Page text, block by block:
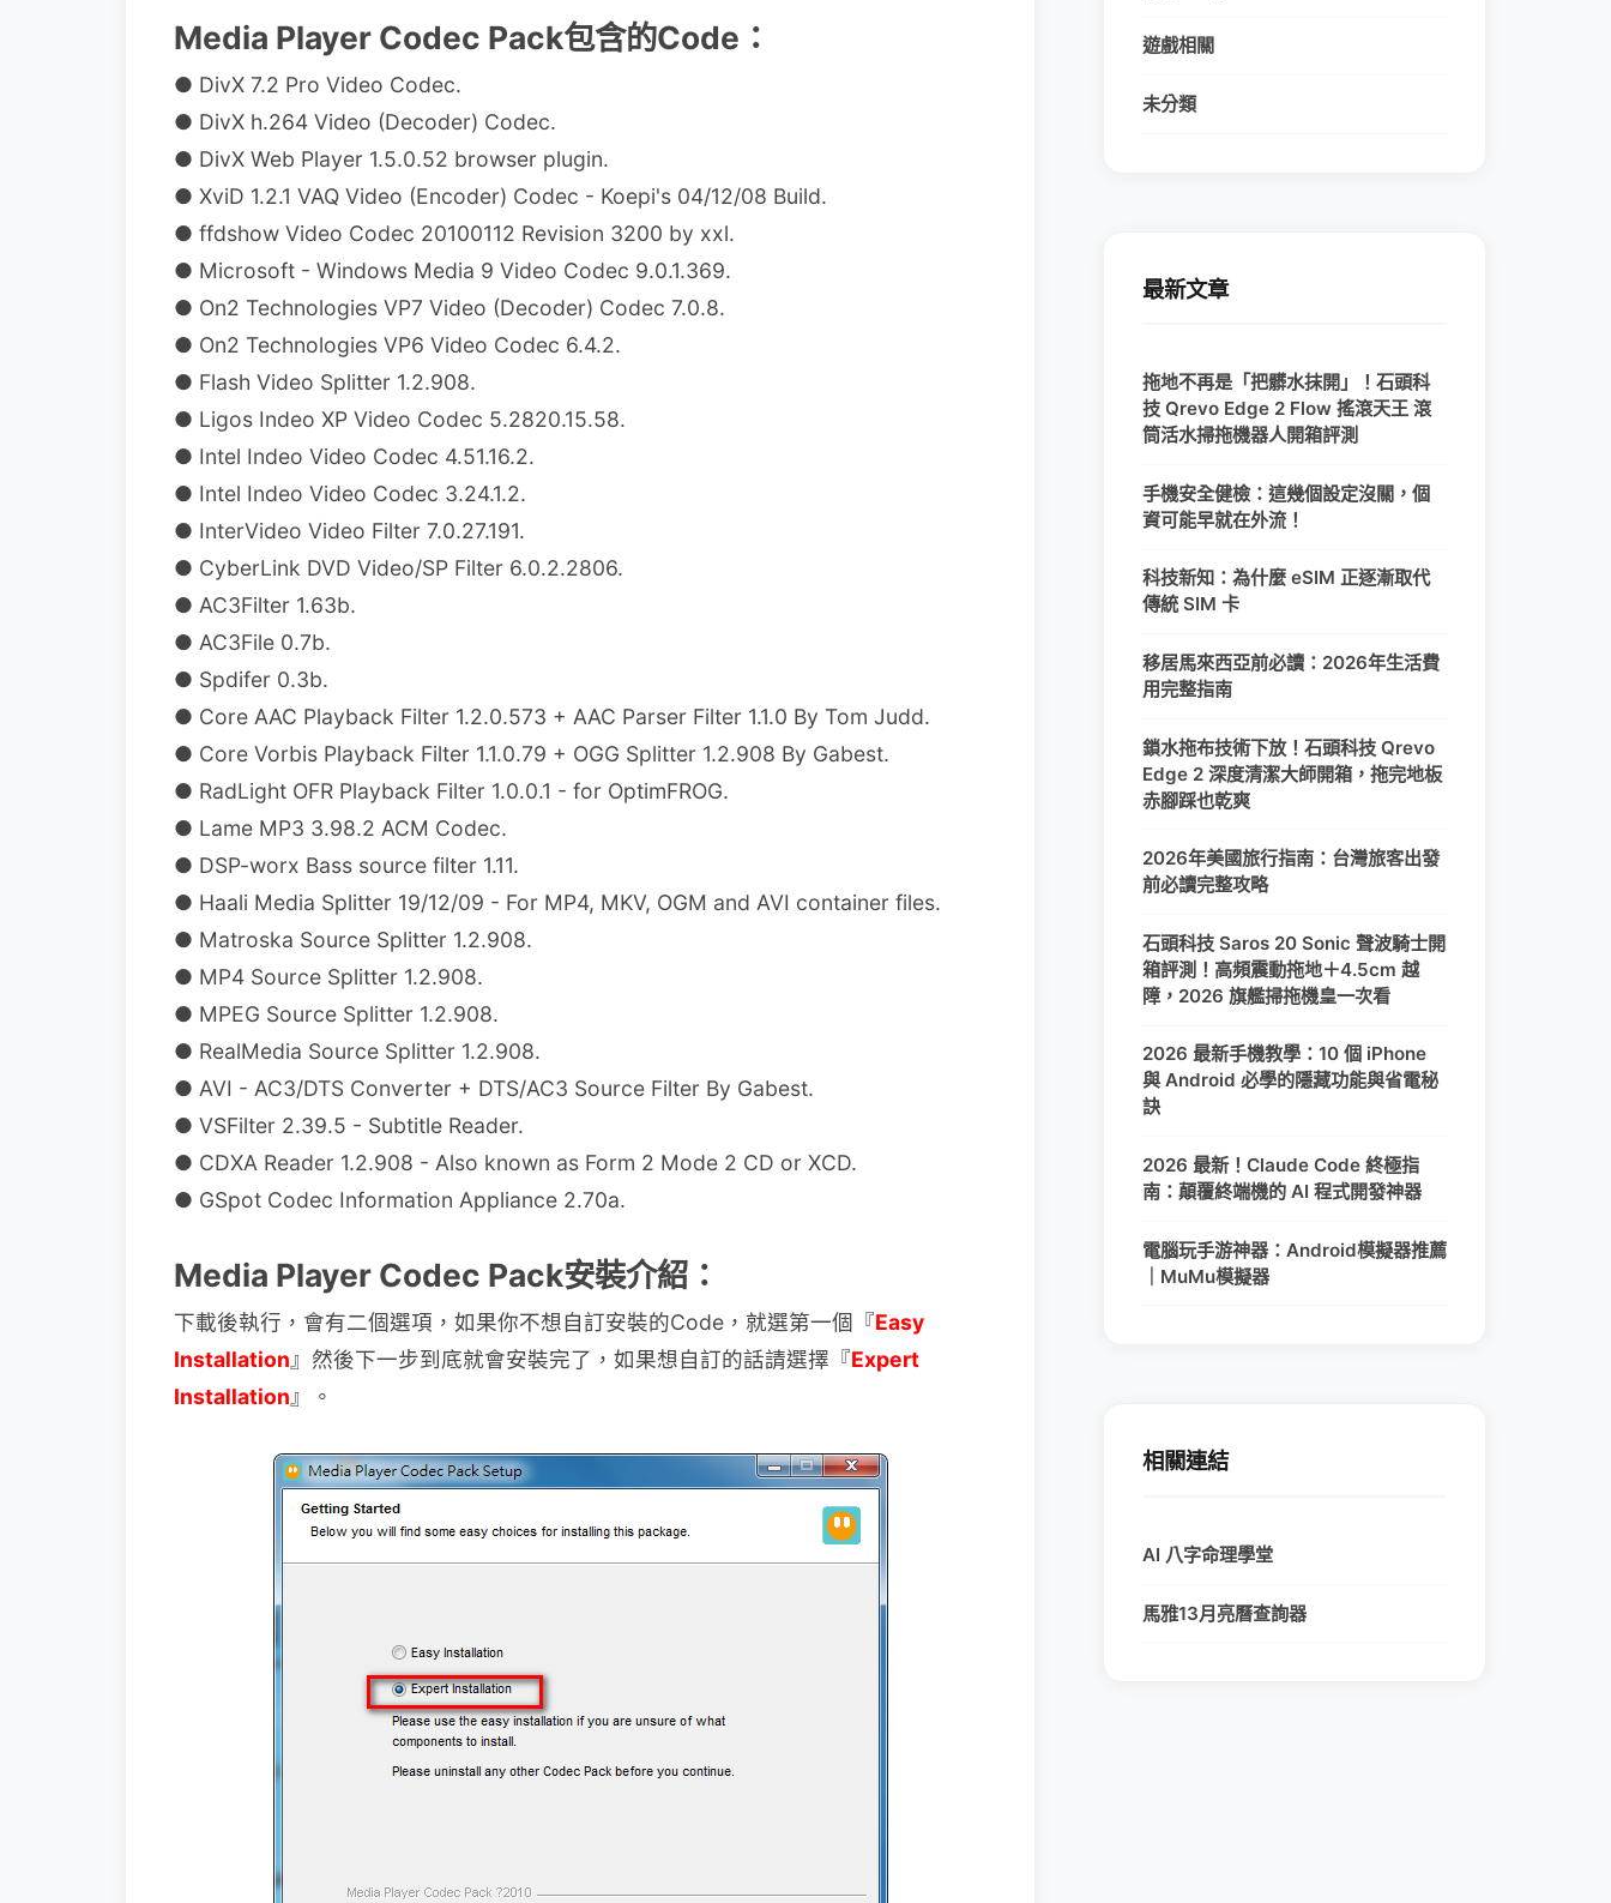
Media Player Codec Pack包含的Code：
● DivX 7.2 Pro Video Codec.
● DivX h.264 Video (Decoder) Codec.
● DivX Web Player 1.5.0.52 browser plugin.
● XviD 1.2.1 VAQ Video (Encoder) Codec - Koepi's 04/12/08 Build.
● ffdshow Video Codec 20100112 Revision 3200 by xxl.
● Microsoft - Windows Media 9 Video Codec 9.0.1.369.
● On2 Technologies VP7 Video (Decoder) Codec 7.0.8.
● On2 Technologies VP6 Video Codec 6.4.2.
● Flash Video Splitter 1.2.908.
● Ligos Indeo XP Video Codec 5.2820.15.58.
● Intel Indeo Video Codec 4.51.16.2.
● Intel Indeo Video Codec 3.24.1.2.
● InterVideo Video Filter 7.0.27.191.
● CyberLink DVD Video/SP Filter 6.0.2.2806.
● AC3Filter 1.63b.
● AC3File 0.7b.
● Spdifer 0.3b.
● Core AAC Playback Filter 1.2.0.573 + AAC Parser Filter 1.1.0 By Tom Judd.
● Core Vorbis Playback Filter 1.1.0.79 + OGG Splitter 1.2.908 By Gabest.
● RadLight OFR Playback Filter 1.0.0.1 - for OptimFROG.
● Lame MP3 3.98.2 ACM Codec.
● DSP-worx Bass source filter 1.11.
● Haali Media Splitter 19/12/09 - For MP4, MKV, OGM and AVI container files.
● Matroska Source Splitter 1.2.908.
● MP4 Source Splitter 1.2.908.
● MPEG Source Splitter 1.2.908.
● RealMedia Source Splitter 1.2.908.
● AVI - AC3/DTS Converter + DTS/AC3 Source Filter By Gabest.
● VSFilter 2.39.5 - Subtitle Reader.
● CDXA Reader 1.2.908 - Also known as Form 2 Mode 2 CD or XCD.
● GSpot Codec Information Appliance 2.70a.
Media Player Codec Pack安裝介紹：
下載後執行，會有二個選項，如果你不想自訂安裝的Code，就選第一個『Easy
Installation 』然後下一步到底就會安裝完了，如果想自訂的話請選擇『Expert
Installation 』。
遊戲相關
未分類
最新文章
拖地不再是「把髒水抹開」！石頭科
技 Qrevo Edge 2 Flow 搖滾天王 滾
筒活水掃拖機器人開箱評測
手機安全健檢：這幾個設定沒關，個
資可能早就在外流！
科技新知：為什麼 eSIM 正逐漸取代
傳統 SIM 卡
移居馬來西亞前必讀：2026年生活費
用完整指南
鎖水拖布技術下放！石頭科技 Qrevo
Edge 2 深度清潔大師開箱，拖完地板
赤腳踩也乾爽
2026年美國旅行指南：台灣旅客出發
前必讀完整攻略
石頭科技 Saros 20 Sonic 聲波騎士開
箱評測！高頻震動拖地＋4.5cm 越
障，2026 旗艦掃拖機皇一次看
2026 最新手機教學：10 個 iPhone
與 Android 必學的隱藏功能與省電秘
訣
2026 最新！Claude Code 終極指
南：顛覆終端機的 AI 程式開發神器
電腦玩手游神器：Android模擬器推薦
｜MuMu模擬器
相關連結
AI 八字命理學堂
馬雅13月亮曆查詢器